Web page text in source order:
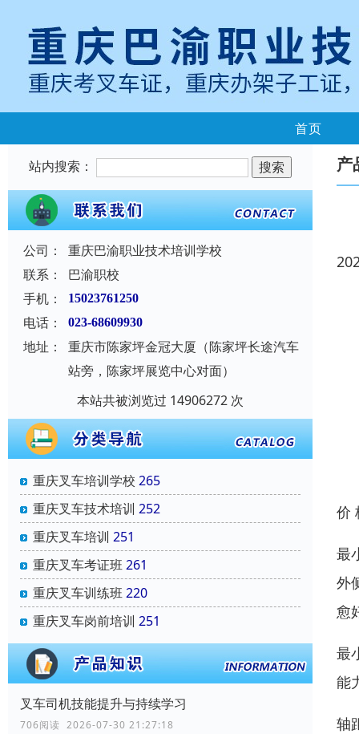
首页
站内搜索：
公司：
重庆巴渝职业技术培训学校
联系：
巴渝职校
手机：
15023761250
电话： 023-68609930
地址：
重庆市陈家坪金冠大厦（陈家坪长途汽车
站旁，陈家坪展览中心对面）
本站共被浏览过 14906272 次
重庆叉车培训学校 265
重庆叉车技术培训 252
重庆叉车培训 251
重庆叉车考证班261
重庆叉车训练班220
重庆叉车岗前培训 251
叉车司机技能提升与持续学习
706阅读 2026-07-30 21:27:18
产
价
最
外
愈
最
能
轴